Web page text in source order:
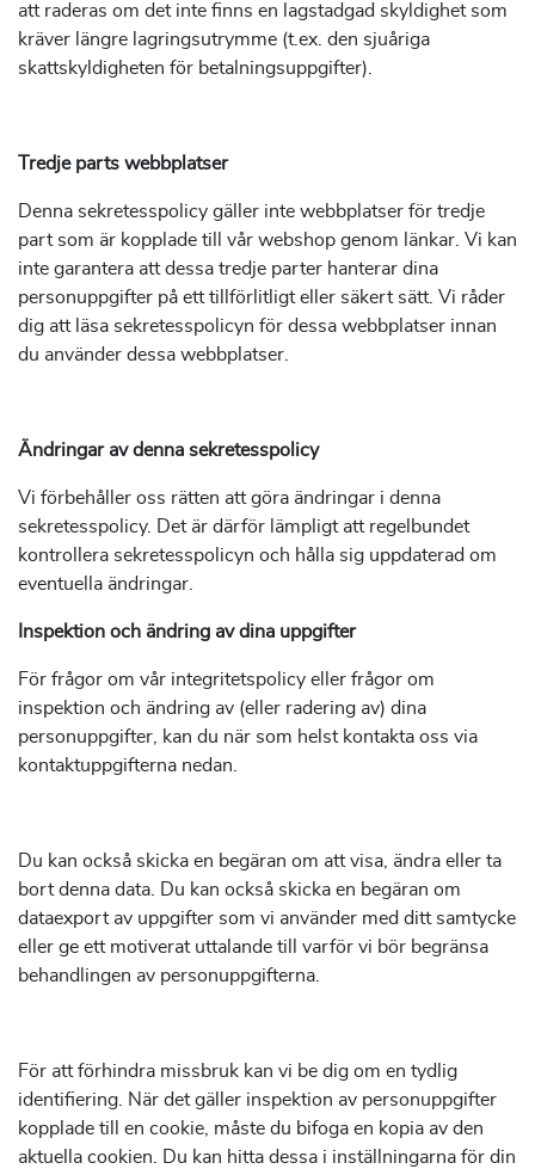
att raderas om det inte finns en lagstadgad skyldighet som
kräver längre lagringsutrymme (t.ex. den sjuåriga
skattskyldigheten för betalningsuppgifter).
Tredje parts webbplatser
Denna sekretesspolicy gäller inte webbplatser för tredje
part som är kopplade till vår webshop genom länkar. Vi kan
inte garantera att dessa tredje parter hanterar dina
personuppgifter på ett tillförlitligt eller säkert sätt. Vi råder
dig att läsa sekretesspolicyn för dessa webbplatser innan
du använder dessa webbplatser.
Ändringar av denna sekretesspolicy
Vi förbehåller oss rätten att göra ändringar i denna
sekretesspolicy. Det är därför lämpligt att regelbundet
kontrollera sekretesspolicyn och hålla sig uppdaterad om
eventuella ändringar.
Inspektion och ändring av dina uppgifter
För frågor om vår integritetspolicy eller frågor om
inspektion och ändring av (eller radering av) dina
personuppgifter, kan du när som helst kontakta oss via
kontaktuppgifterna nedan.
Du kan också skicka en begäran om att visa, ändra eller ta
bort denna data. Du kan också skicka en begäran om
dataexport av uppgifter som vi använder med ditt samtycke
eller ge ett motiverat uttalande till varför vi bör begränsa
behandlingen av personuppgifterna.
För att förhindra missbruk kan vi be dig om en tydlig
identifiering. När det gäller inspektion av personuppgifter
kopplade till en cookie, måste du bifoga en kopia av den
aktuella cookien. Du kan hitta dessa i inställningarna för din